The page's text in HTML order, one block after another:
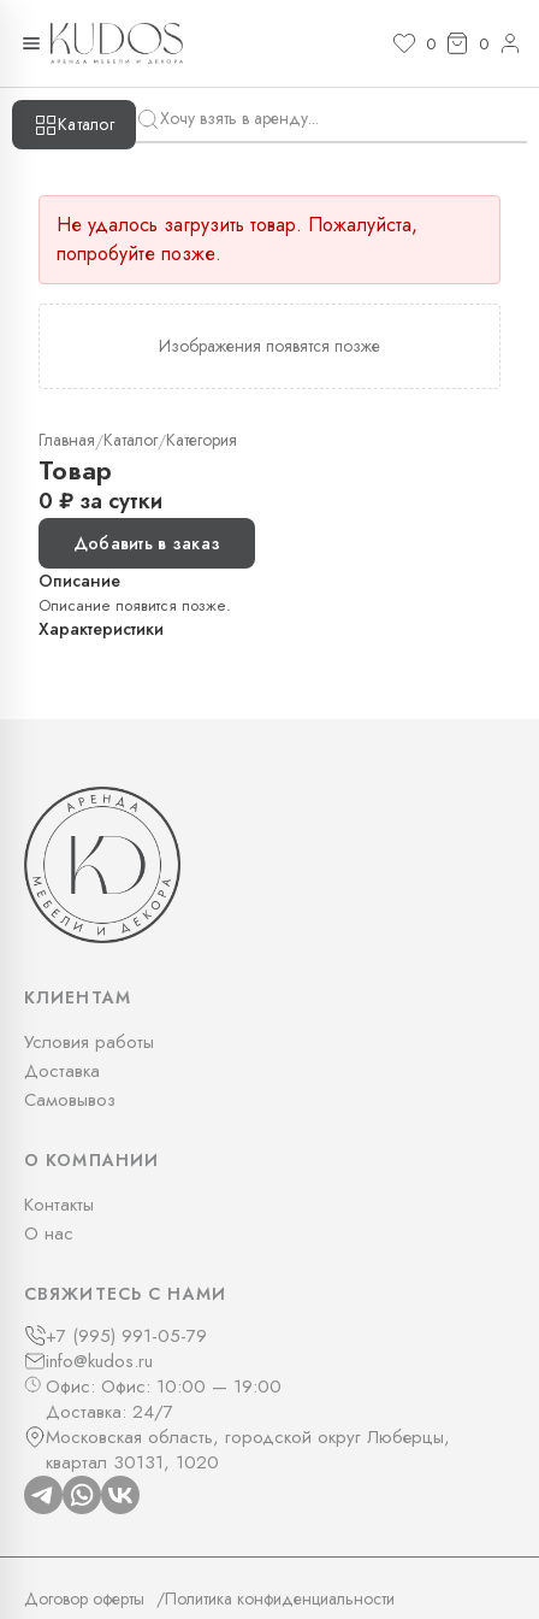
0 0
Каталог
Не удалось загрузить товар. Пожалуйста,
попробуйте позже.
Изображения появятся позже
Главная/Каталог/Категория
Товар
0 ₽ за сутки
Добавить в заказ
Описание
Описание появится позже.
Характеристики
КЛИЕНТАМ
Условия работы
Доставка
Самовывоз
О КОМПАНИИ
Контакты
О нас
СВЯЖИТЕСЬ С НАМИ
+7 (995) 991-05-79
info@kudos.ru
Офис: Офис: 10:00 — 19:00
Доставка: 24/7
Московская область, городской округ Люберцы,
квартал 30131, 1020
Договор оферты Политика конфиденциальности